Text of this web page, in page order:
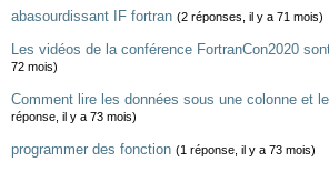
abasourdissant IF fortran (2 réponses, il y a 71 mois)
Les vidéos de la conférence FortranCon2020
72 mois)
Comment lire les données sous une colonne et
réponse, il y a 73 mois)
programmer des fonction (1 réponse, il y a 73 mois)